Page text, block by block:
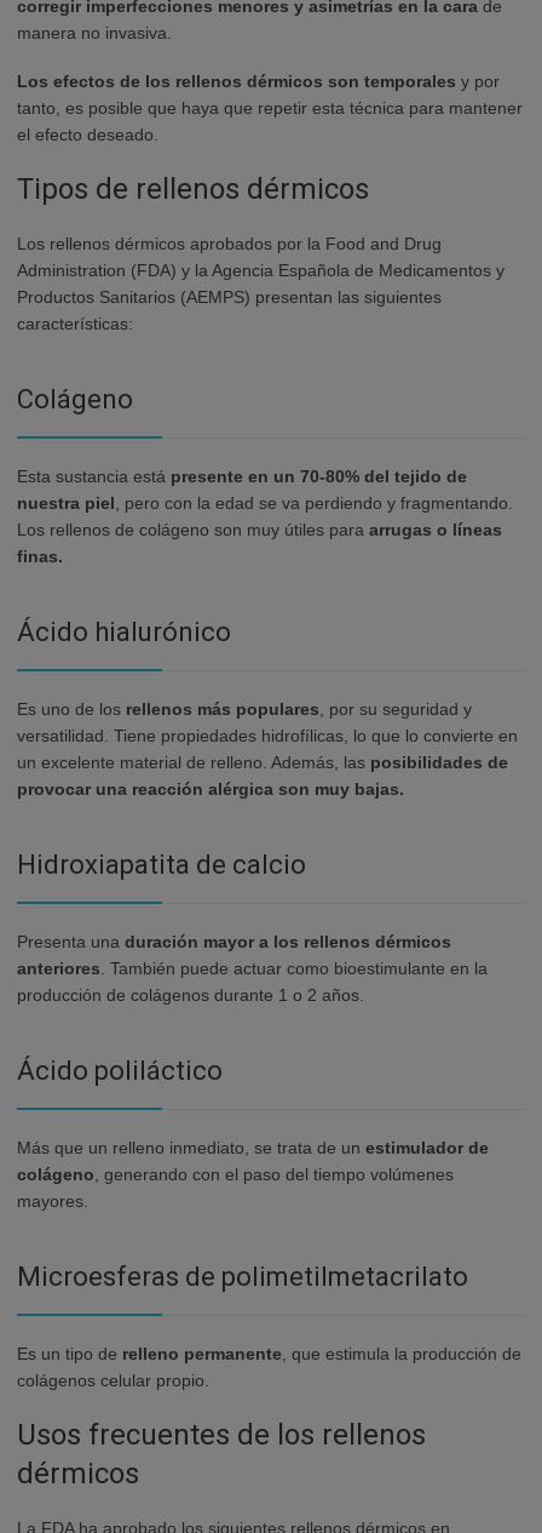
corregir imperfecciones menores y asimetrías en la cara de
manera no invasiva.
Los efectos de los rellenos dérmicos son temporales y por
tanto, es posible que haya que repetir esta técnica para mantener
el efecto deseado.
Tipos de rellenos dérmicos
Los rellenos dérmicos aprobados por la Food and Drug
Administration (FDA) y la Agencia Española de Medicamentos y
Productos Sanitarios (AEMPS) presentan las siguientes
características:
Colágeno
Esta sustancia está presente en un 70-80% del tejido de
nuestra piel , pero con la edad se va perdiendo y fragmentando.
Los rellenos de colágeno son muy útiles para arrugas o líneas
finas.
Ácido hialurónico
Es uno de los rellenos más populares , por su seguridad y
versatilidad. Tiene propiedades hidrofílicas, lo que lo convierte en
un excelente material de relleno. Además, las posibilidades de
provocar una reacción alérgica son muy bajas.
Hidroxiapatita de calcio
Presenta una duración mayor a los rellenos dérmicos
anteriores . También puede actuar como bioestimulante en la
producción de colágenos durante 1 o 2 años.
Ácido poliláctico
Más que un relleno inmediato, se trata de un estimulador de
colágeno , generando con el paso del tiempo volúmenes
mayores.
Microesferas de polimetilmetacrilato
Es un tipo de relleno permanente , que estimula la producción de
colágenos celular propio.
Usos frecuentes de los rellenos
dérmicos
La FDA ha aprobado los siguientes rellenos dérmicos en